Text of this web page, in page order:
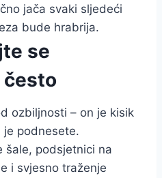
jača svaki sljedeći
bude hrabrija.
se
često
ozbiljnosti – on je kisik
je podnesete.
šale, podsjetnici na
i svjesno traženje